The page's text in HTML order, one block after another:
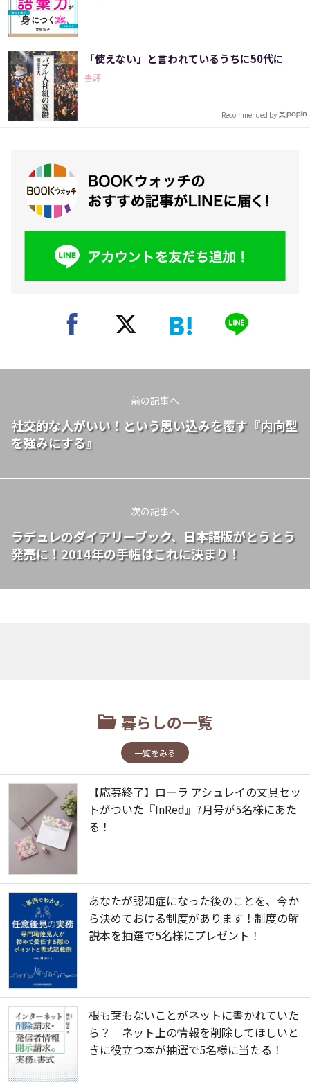
「使えない」と言われているうちに50代に
書評
Recommended by
前の記事へ
社交的な人がいい！という思い込みを覆す『内向型
を強みにする』
次の記事へ
ラデュレのダイアリーブック、日本語版がとうとう
発売に！2014年の手帳はこれに決まり！
暮らしの一覧
一覧をみる
【応募終了】ローラ アシュレイの文具セッ
トがついた『InRed』7月号が5名様にあた
る！
あなたが認知症になった後のことを、今か
ら決めておける制度があります！制度の解
説本を抽選で5名様にプレゼント！
根も葉もないことがネットに書かれていた
ら？ ネット上の情報を削除してほしいと
きに役立つ本が抽選で5名様に当たる！